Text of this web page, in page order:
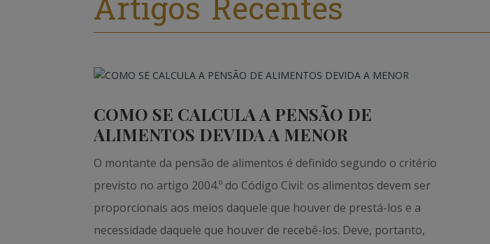
COMO SE CALCULA A PENSÃO DE
ALIMENTOS DEVIDA A MENOR
O montante da pensão de alimentos é definido segundo o critério
previsto no artigo 2004.º do Código Civil: os alimentos devem ser
proporcionais aos meios daquele que houver de prestá-los e a
necessidade daquele que houver de recebê-los. Deve, portanto,